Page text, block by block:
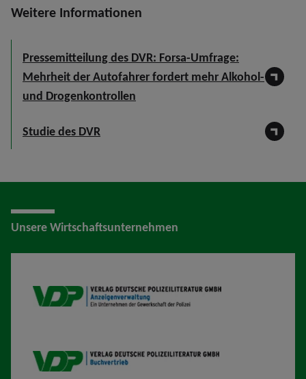
Weitere Informationen
Pressemitteilung des DVR: Forsa-Umfrage:
Mehrheit der Autofahrer fordert mehr Alkohol-
und Drogenkontrollen
Studie des DVR
Unsere Wirtschaftsunternehmen
VDP AV
VDP B